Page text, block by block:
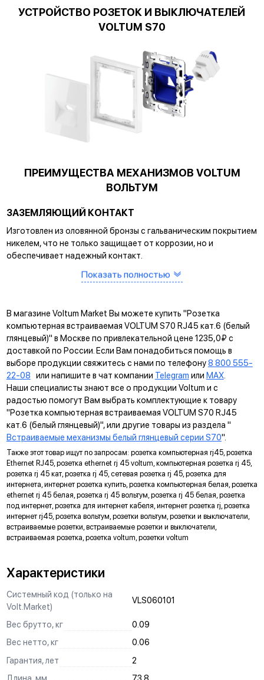
УСТРОЙСТВО РОЗЕТОК И ВЫКЛЮЧАТЕЛЕЙ
VOLTUM S70
ПРЕИМУЩЕСТВА МЕХАНИЗМОВ VOLTUM
ВОЛЬТУМ
ЗАЗЕМЛЯЮЩИЙ КОНТАКТ
Изготовлен из оловянной бронзы с гальваническим покрытием
никелем, что не только защищает от коррозии, но и
обеспечивает надежный контакт.
САМОЗАЖИМНЫЕ КЛЕММЫ
КРЕПЛЕНИЕ EASY CLICK
Обеспечивает быстрое и легкое соединение механизма с
рамкой. Восемь фиксаторов по периметру нивелируют
неровности стены и надежно удерживают конструкцию.
УНИВЕРСАЛЬНЫЙ МОНТАЖ
Суппорт поддерживает установку механизма в
многопостовые рамки как по горизонтали, так и по вертикали.
ДИАГОНАЛЬНЫЕ ОТВЕРСТИЯ СУППОРТА
Предназначены для удобного крепления механизмов в
нестандартных условиях, не требующих применения
подрозетников.
МАРКИРОВКА
Метка для точного определения длины зачистки изоляции
проводов, упрощающая и ускоряющая процесс монтажа.
Надежно фиксирует механизм в подрозетнике, не мешая
монтажу и не выпадая из свободного положения.
ЗАЩИТА
Механизм выполнен с учетом защиты проводов от
повреждений при установке, обеспечивая безопасную
эксплуатацию и исключая вероятность замыкания на детали
корпуса.
КРЕПЛЕНИЕ "ШИП-ПАЗ"
Показать полностью
В магазине Voltum Market Вы можете купить "Розетка
компьютерная встраиваемая VOLTUM S70 RJ45 кат.6 (белый
глянцевый)" в Москве по привлекательной цене 1235,0₽ с
доставкой по России. Если Вам понадобиться помощь в
выборе продукции свяжитесь с нами по телефону8 800 555-
22-08 или напишите в чат компании Telegram или MAX.
Наши специалисты знают все о продукции Voltum и с
радостью помогут Вам выбрать комплектующие к товару
"Розетка компьютерная встраиваемая VOLTUM S70 RJ45
кат.6 (белый глянцевый)", или другие товары из раздела "
Встраиваемые механизмы белый глянцевый серии S70".
Также этот товар ищут по запросам: розетка компьютерная rj45, розетка
Ethernet RJ45, розетка ethernet rj 45 voltum, компьютерная розетка rj 45,
розетка rj 45 кат, розетка rj 45, сетевая розетка rj 45, розетка для
интернета, интернет розетка купить, розетка компьютерная белая, розетка
ethernet rj 45 белая, розетка rj 45 вольтум, розетка rj 45 белая, розетка
под интернет, розетка для интернет кабеля, интернет розетка rj, розетка
интернет rj45, розетка вольтум, розетки вольтум, розетки и выключатели,
встраиваемые розетки, встраиваемые розетки и выключатели,
встраиваемая розетка, розетка voltum, розетки voltum
Характеристики
Системный код (только на
Volt.Market)
VLS060101
Вес брутто, кг
0.09
Вес нетто, кг
0.06
Гарантия, лет
2
Длина, мм
73.8